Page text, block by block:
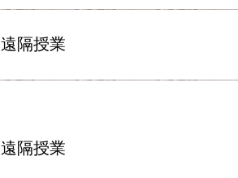
遠隔授業
遠隔授業